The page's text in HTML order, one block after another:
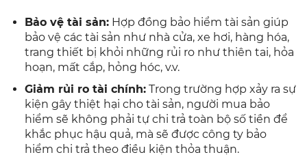
Bảo vệ tài sản: Hợp đồng bảo hiểm tài sản giúp
bảo vệ các tài sản như nhà cửa, xe hơi, hàng hóa,
trang thiết bị khỏi những rủi ro như thiên tai, hỏa
hoạn, mất cắp, hỏng hóc, v.v.
Giảm rủi ro tài chính: Trong trường hợp xảy ra sự
kiện gây thiệt hại cho tài sản, người mua bảo
hiểm sẽ không phải tự chi trả toàn bộ số tiền để
khắc phục hậu quả, mà sẽ được công ty bảo
hiểm chi trả theo điều kiện thỏa thuận.